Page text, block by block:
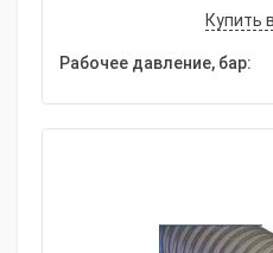
Купить
Рабочее давление, бар: